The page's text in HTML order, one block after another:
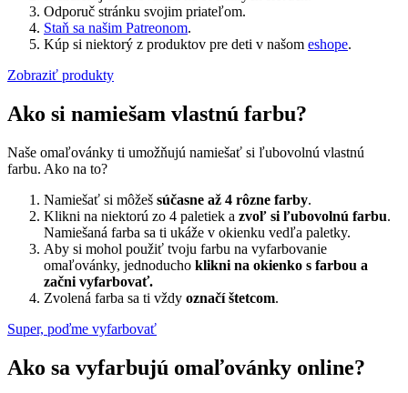
Odporuč stránku svojim priateľom.
Staň sa našim Patreonom.
Kúp si niektorý z produktov pre deti v našom eshope.
Zobraziť produkty
Ako si namiešam vlastnú farbu?
Naše omaľovánky ti umožňujú namiešať si ľubovolnú vlastnú
farbu. Ako na to?
Namiešať si môžeš súčasne až 4 rôzne farby.
Klikni na niektorú zo 4 paletiek a zvoľ si ľubovolnú farbu.
Namiešaná farba sa ti ukáže v okienku vedľa paletky.
Aby si mohol použiť tvoju farbu na vyfarbovanie
omaľovánky, jednoducho klikni na okienko s farbou a
začni vyfarbovať.
Zvolená farba sa ti vždy označí štetcom.
Super, poďme vyfarbovať
Ako sa vyfarbujú omaľovánky online?